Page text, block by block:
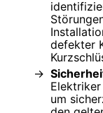
defekter
um